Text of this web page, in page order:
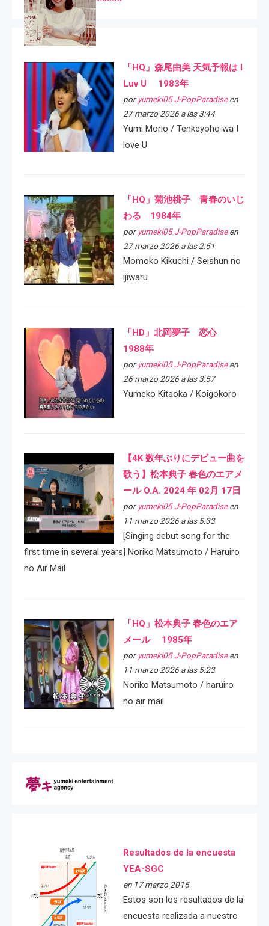
「HQ」森尾由美 天気予報は I
Luv U 1983年
por yumeki05 J-PopParadiseen
27 marzo 2026 a las 3:44
Yumi Morio / Tenkeyoho wa I
love U
「HQ」菊池桃子 青春のいじ
わる 1984年
por yumeki05 J-PopParadiseen
27 marzo 2026 a las 2:51
Momoko Kikuchi / Seishun no
ijiwaru
「HD」北岡夢子 恋心
1988年
por yumeki05 J-PopParadiseen
26 marzo 2026 a las 3:57
Yumeko Kitaoka / Koigokoro
【4K 数年ぶりにデビュー曲を
歌う】松本典子 春色のエアメ
ール O.A. 2024 年 02月 17日
por yumeki05 J-PopParadiseen
11 marzo 2026 a las 5:33
[Singing debut song for the
first time in several years] Noriko Matsumoto / Haruiro
no Air Mail
「HQ」松本典子 春色のエア
メール 1985年
por yumeki05 J-PopParadiseen
11 marzo 2026 a las 5:23
Noriko Matsumoto / haruiro
no air mail
Resultados de la encuesta
YEA-SGC
en 17 marzo 2015
Estos son los resultados de la
encuesta realizada a nuestro